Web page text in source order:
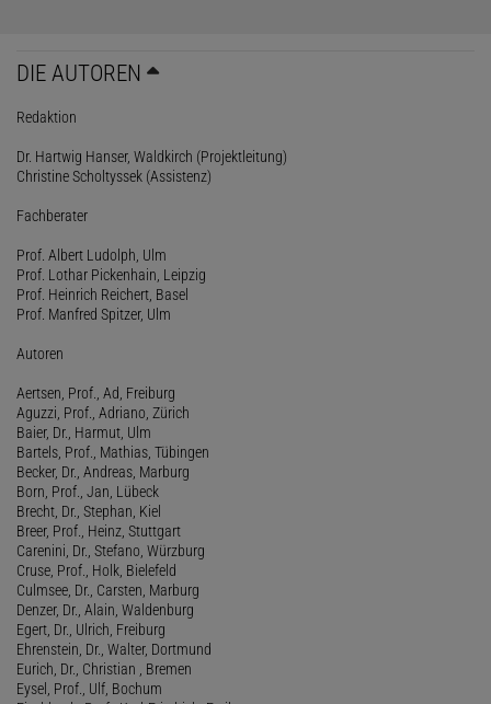
DIE AUTOREN
Redaktion
Dr. Hartwig Hanser, Waldkirch (Projektleitung)
Christine Scholtyssek (Assistenz)
Fachberater
Prof. Albert Ludolph, Ulm
Prof. Lothar Pickenhain, Leipzig
Prof. Heinrich Reichert, Basel
Prof. Manfred Spitzer, Ulm
Autoren
Aertsen, Prof., Ad, Freiburg
Aguzzi, Prof., Adriano, Zürich
Baier, Dr., Harmut, Ulm
Bartels, Prof., Mathias, Tübingen
Becker, Dr., Andreas, Marburg
Born, Prof., Jan, Lübeck
Brecht, Dr., Stephan, Kiel
Breer, Prof., Heinz, Stuttgart
Carenini, Dr., Stefano, Würzburg
Cruse, Prof., Holk, Bielefeld
Culmsee, Dr., Carsten, Marburg
Denzer, Dr., Alain, Waldenburg
Egert, Dr., Ulrich, Freiburg
Ehrenstein, Dr., Walter, Dortmund
Eurich, Dr., Christian , Bremen
Eysel, Prof., Ulf, Bochum